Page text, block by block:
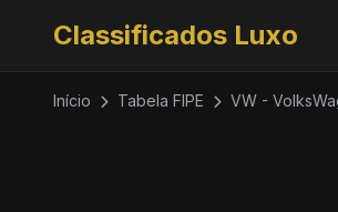
Classificados Luxo
Início Tabela FIPE VW -